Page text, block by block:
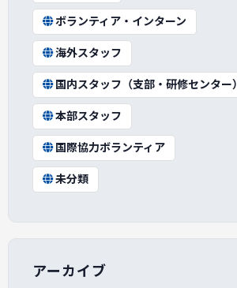
ボランティア・インターン
海外スタッフ
国内スタッフ（支部・研修センター）
本部スタッフ
国際協力ボランティア
未分類
アーカイブ